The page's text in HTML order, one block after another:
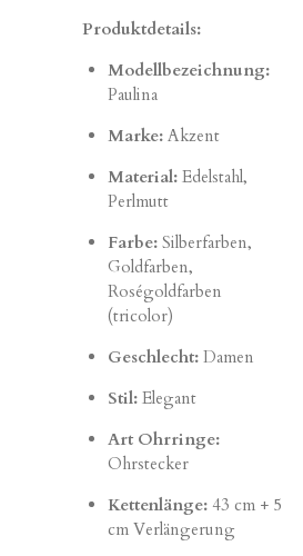
Produktdetails:
Modellbezeichnung:
Paulina
Marke:Akzent
Material:Edelstahl,
Perlmutt
Farbe:Silberfarben,
Goldfarben,
Roségoldfarben
(tricolor)
Geschlecht:Damen
Stil:Elegant
Art Ohrringe:
Ohrstecker
Kettenlänge:43 cm + 5
cm Verlängerung